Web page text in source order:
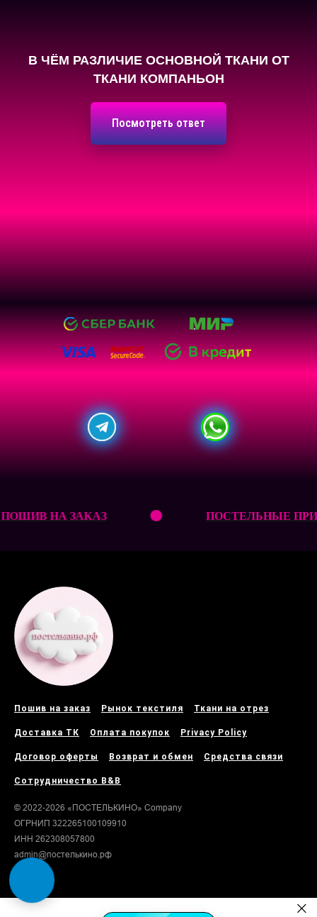
В ЧЁМ РАЗЛИЧИЕ ОСНОВНОЙ ТКАНИ ОТ
ТКАНИ КОМПАНЬОН
Посмотреть ответ
- ПОШИВ НА ЗАКАЗ
Пошив на заказ Рынок текстиля Ткани на отрез
Доставка ТК Оплата покупок Privacy Policy
Договор оферты Возврат и обмен Средства связи
Сотрудничество B&B
© 2022-2026 «ПОСТЕЛЬКИНО» Company
ОГРНИП 322265100109910
ИНН 262308057800
admin@постелькино.рф